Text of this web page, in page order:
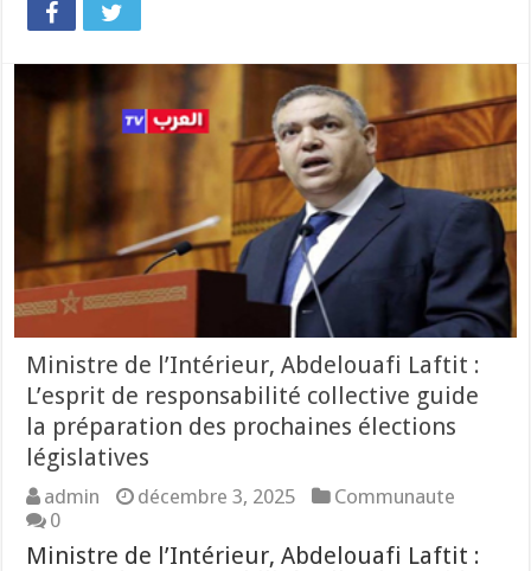
Ministre de l’Intérieur, Abdelouafi Laftit :
L’esprit de responsabilité collective guide
la préparation des prochaines élections
législatives
admin décembre 3, 2025
Communaute
0
Ministre de l’Intérieur, Abdelouafi Laftit :